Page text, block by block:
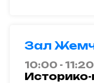
Зал
10:00 - 11:20